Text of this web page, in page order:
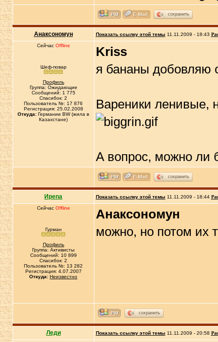
сохранить
Анаксономун Показать ссылку этой темы 11.11.2009 - 18:43
Сейчас Offline
Шеф-повар
Профиль
Группа: Ожидающие
Сообщений: 1 775
Спасибок: 2
Пользователь №: 17 876
Регистрация: 25.02.2008
Откуда: Германии BW (жила в
Казахстане)
Kriss
я бананы добовляю
Вареники ленивые,
А вопрос, можно ли
сохранить
Иpena Показать ссылку этой темы 11.11.2009 - 18:44
Сейчас Offline
Гурман
Профиль
Группа: Активисты
Сообщений: 10 899
Спасибок: 2
Пользователь №: 13 282
Регистрация: 4.07.2007
Откуда: Неизвестно
Анаксономун
можно, но потом их
сохранить
Леди Показать ссылку этой темы 11.11.2009 - 20:58